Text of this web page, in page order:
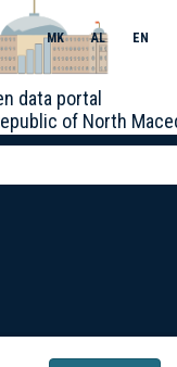
data portal
of North
MK AL EN